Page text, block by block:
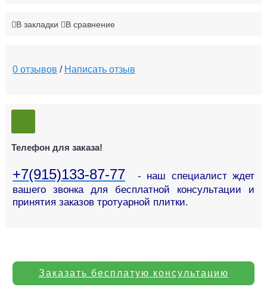
В закладки В сравнение
0 отзывов / Написать отзыв
Телефон для заказа!
+7(915)133-87-77
- наш специалист ждет
вашего звонка для бесплатной консультации и
принятия заказов тротуарной плитки.
Заказать бесплатую консультацию